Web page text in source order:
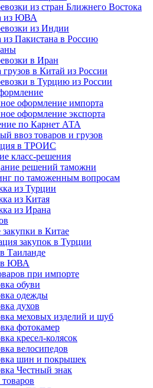
из стран Ближнего Востока
из ЮВА
из Индии
из Пакистана в Россию
в Иран
грузов в Китай из России
в Турцию из России
оформление импорта
оформление экспорта
по Карнет АТА
ввоз товаров и грузов
в ТРОИС
класс-решения
решений таможни
по таможенным вопросам
из Турции
из Китая
из Ирана
в Китае
закупок в Турции
Таиланде
в ЮВА
при импорте
обуви
одежды
духов
меховых изделий и шуб
фотокамер
кресел-колясок
велосипедов
шин и покрышек
Честный знак